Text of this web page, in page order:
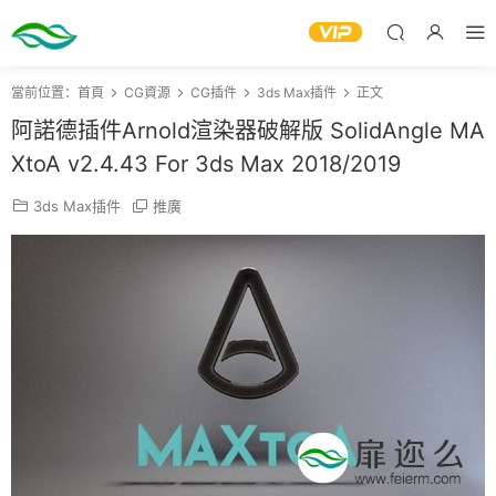
當前位置： 首頁 CG資源 CG插件 3ds Max插件 正文
阿諾德插件Arnold渲染器破解版 SolidAngle MA
XtoA v2.4.43 For 3ds Max 2018/2019
3ds Max插件 推廣